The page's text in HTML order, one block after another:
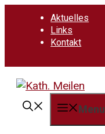
Aktuelles
Links
Kontakt
Menu